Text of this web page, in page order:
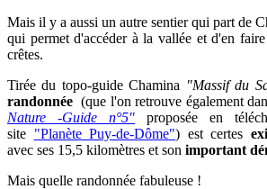
Mais il y a aussi un autre sentier qui part de
qui permet d'accéder à la vallée et d'en
crêtes.
Tirée du topo-guide Chamina "Massif du
randonnée (que l'on retrouve également
Nature -Guide n°5" proposée en
site "Planète Puy-de-Dôme") est certes
avec ses 15,5 kilomètres et son important
Mais quelle randonnée fabuleuse !